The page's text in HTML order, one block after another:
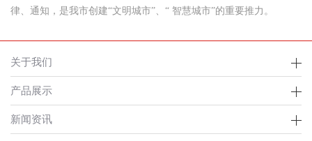
律、通知，是我市创建“文明城市”、“ 智慧城市”的重要推力。
关于我们
产品展示
新闻资讯